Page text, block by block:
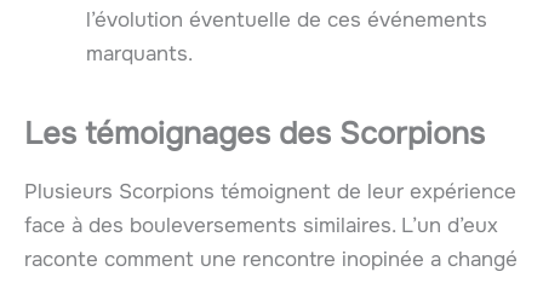
l’évolution éventuelle de ces événements
marquants.
Les témoignages des Scorpions
Plusieurs Scorpions témoignent de leur expérience
face à des bouleversements similaires. L’un d’eux
raconte comment une rencontre inopinée a changé